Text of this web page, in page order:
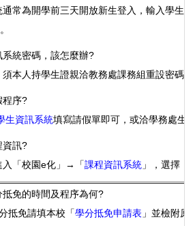
常為開學前三天開放新生登入，輸入學生
統密碼，該怎麼辦?
須本人持學生證親洽教務處課務組重設密碼
程序?
生資訊系統填寫請假單即可，或洽學務處生
資訊?
入「校園e化」→「課程資訊系統 」，選擇
免的時間及程序為何?
抵免請填本校「學分抵免申請表 」並檢附